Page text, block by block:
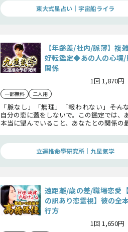
東大式星占い｜宇宙船ライラ
【年齢差/社内/脈薄】複
好転鑑定◆あの人の心境/
関係
1回 1,870円
一部無料 二人用
「脈なし」「無理」「報われない」――そん
自分の恋に蓋をしないで。この鑑定では、
本当に望んでいること、あなたとの関係の
立運推命學研究所｜九星気学
遠距離/歳の差/職場恋愛
の訳あり恋霊視】彼の全
行方
1回 1,650円